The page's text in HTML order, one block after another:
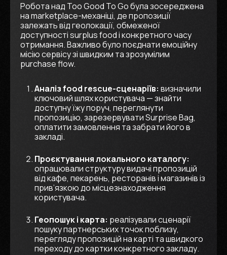
Робота над Too Good To Go була зосереджена
на marketplace-механіці, де пропозиції
залежать від геолокації, обмеженої
доступності surplus food і конкретного часу
отримання. Важливо було поєднати емоційну
місію сервісу зі швидким та зрозумілим
purchase flow.
Аналіз food rescue-сценаріїв: визначили
ключовий шлях користувача — знайти
доступну їжу поруч, переглянути
пропозицію, зарезервувати Surprise Bag,
оплатити замовлення та забрати його в
закладі.
Проєктування локального каталогу:
опрацювали структуру видачі пропозицій
від кафе, пекарень, ресторанів і магазинів із
прив’язкою до місцезнаходження
користувача.
Геопошук і карта: реалізували сценарії
пошуку партнерських точок поблизу,
перегляду пропозицій на карті та швидкого
переходу до картки конкретного закладу.